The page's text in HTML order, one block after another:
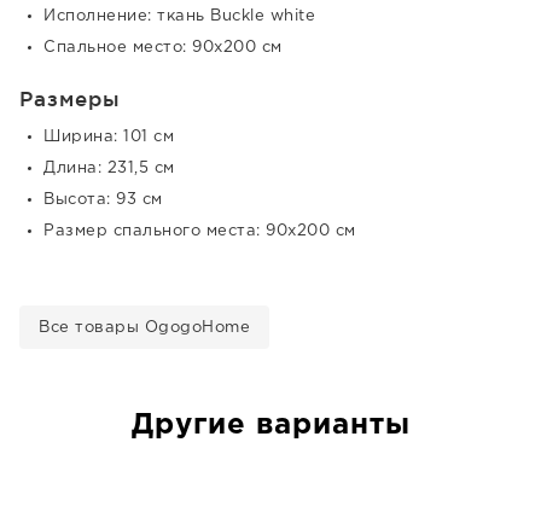
Исполнение: ткань Buckle white
Спальное место: 90x200 см
Размеры
Ширина: 101 см
Длина: 231,5 см
Высота: 93 см
Размер спального места: 90x200 см
Все товары OgogoHome
Другие варианты